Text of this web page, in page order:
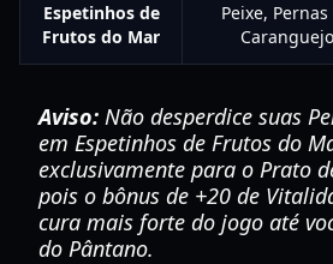
Espetinhos de
Frutos do Mar
Peixe, Pernas
Caranguejo
Aviso: Não desperdice suas
em Espetinhos de Frutos do
exclusivamente para o Prato
pois o bônus de +20 de
cura mais forte do jogo até
do Pântano.